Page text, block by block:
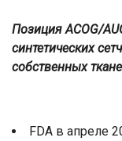
Позиция ACOG/
синтетических
собственных
FDA в апреле